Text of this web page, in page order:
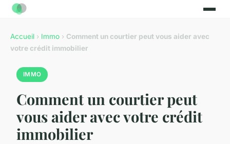
Accueil › Immo › Comment un courtier peut vous aider avec
votre crédit immobilier
IMMO
Comment un courtier peut
vous aider avec votre crédit
immobilier